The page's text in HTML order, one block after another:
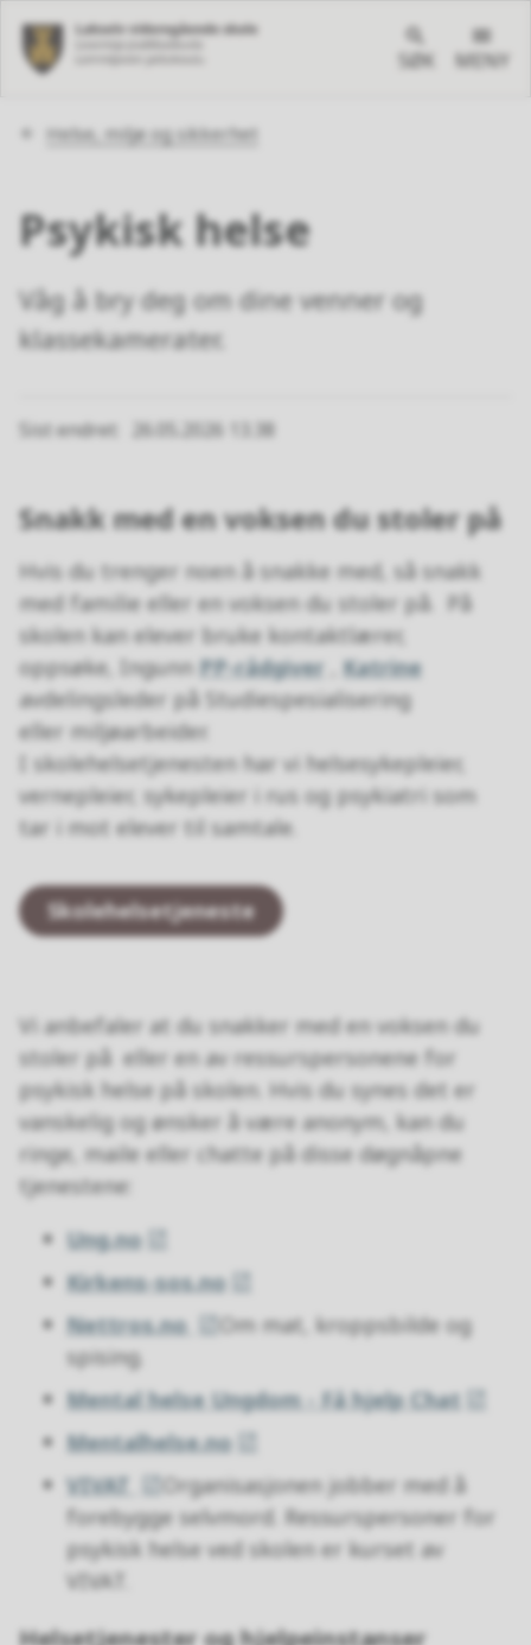
SØK MENY
Du
Helse, miljø og sikkerhet
Psykisk helse
Våg å bry deg om dine venner og
klassekamerater.
Sist endret 26.05.2026 13.38
Snakk med en voksen du stoler på
Hvis du trenger noen å snakke med, så snakk
med familie eller en voksen du stoler på. På
skolen kan elever bruke kontaktlærer,
oppsøke, Ingunn PP-rådgiver
Katrine
avdelingsleder på Studiespesialisering
eller miljøarbeider.
I skolehelsetjenesten har vi helsesykepleier,
vernepleier, sykepleier i rus og psykiatri som
tar i mot elever til samtale.
Skolehelsetjeneste
Vi anbefaler at du snakker med en voksen du
stoler på eller en av ressurspersonene for
psykisk helse på skolen. Hvis du synes det er
vanskelig og ønsker å være anonym, kan du
ringe, maile eller chatte på disse døgnåpne
tjenestene:
Ung.no
Kirkens-sos.no
Nettros.no
Om mat, kroppsbilde og
spising.
Mental helse Ungdom - Få hjelp Chat
Mentalhelse.no
VIVAT
Organisasjonen jobber med å
forebygge selvmord. Ressurspersoner for
psykisk helse ved skolen er kurset av
VIVAT.
Helsetjenester og hjelpeinstanser